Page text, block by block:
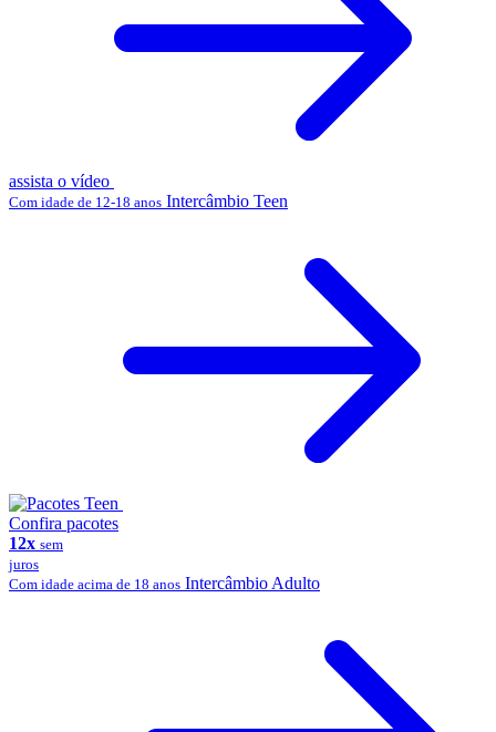
assista o vídeo
Com idade de 12-18 anos Intercâmbio Teen
Confira pacotes
12x sem
juros
Com idade acima de 18 anos Intercâmbio Adulto